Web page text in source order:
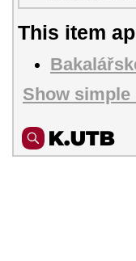
This item
Show simple